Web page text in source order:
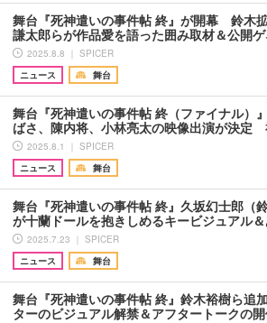
舞台『死神遣いの事件帖 終』が開幕 鈴木
謙太郎らが作品愛を語った囲み取材＆公開
2025.8.8 ｜ SPICER
ニュース
舞台
舞台『死神遣いの事件帖 終（ファイナル）
ばさ、陳内将、小林亮太の映像出演が決
2025.8.1 ｜ SPICER
ニュース
舞台
舞台『死神遣いの事件帖 終』久坂幻士郎（鈴
が十蘭ドールを抱きしめるキービジュアル
2025.7.23 ｜ SPICER
ニュース
舞台
舞台『死神遣いの事件帖 終』鈴木裕樹ら追
ターのビジュアル解禁＆アフタートークの